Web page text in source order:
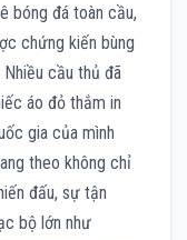
bóng đá toàn cầu,
chứng kiến bùng
cầu thủ đã
áo đỏ thắm in
gia của mình
theo không chỉ
đấu, sự tận
bộ lớn như